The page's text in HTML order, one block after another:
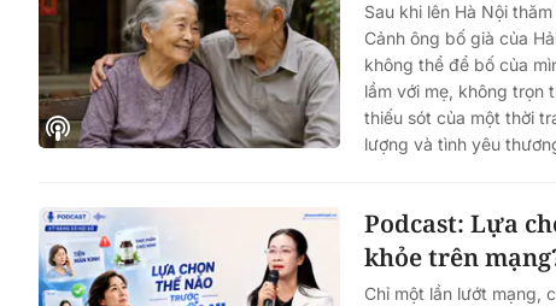
Sau khi lên Hà Nội
Cảnh ông bố già của
không thể để bố của
lầm với mẹ, không trọn
thiếu sót của một thời
lượng và tình yêu
Podcast: Lựa
khỏe trên
Chỉ một lần lướt mạng,